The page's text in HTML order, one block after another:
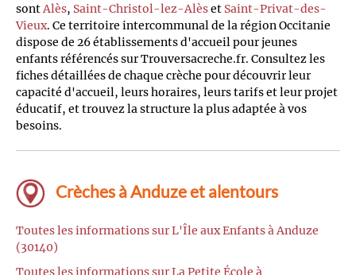
sont Alès, Saint-Christol-lez-Alèset Saint-Privat-des-
Vieux. Ce territoire intercommunal de la région Occitanie
dispose de 26 établissements d'accueil pour jeunes
enfants référencés sur Trouversacreche.fr. Consultez les
fiches détaillées de chaque crèche pour découvrir leur
capacité d'accueil, leurs horaires, leurs tarifs et leur projet
éducatif, et trouvez la structure la plus adaptée à vos
besoins.
Crèches à Anduze et alentours
Toutes les informations sur L'Île aux Enfants à Anduze
(30140)
Toutes les informations sur La Petite École à